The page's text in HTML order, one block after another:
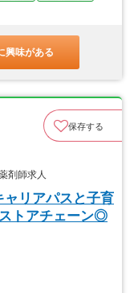
興味がある
保存する
剤師求人
ャリアパスと子育
トアチェーン◎